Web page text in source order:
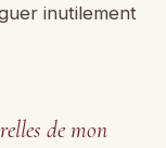
inutilement
de mon